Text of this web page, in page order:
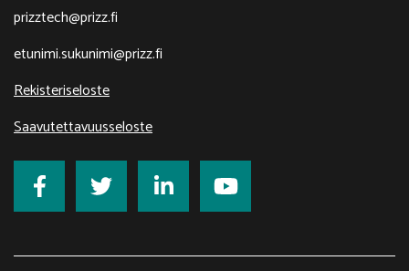
prizztech@prizz.fi
etunimi.sukunimi@prizz.fi
Rekisteriseloste
Saavutettavuusseloste